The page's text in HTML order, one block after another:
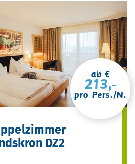
ab €
213,-
pro Pers./N.
DZ2